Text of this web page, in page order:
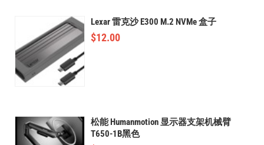
Lexar 雷克沙 E300 M.2 NVMe 盒子
$12.00
松能 Humanmotion 显示器支架机械臂
T650-1B黑色